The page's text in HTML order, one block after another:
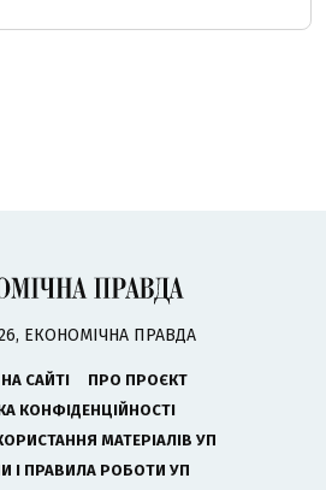
ЕКОНОМІЧНА ПРАВДА
САЙТІ
ПРО ПРОЄКТ
КОНФІДЕНЦІЙНОСТІ
МАТЕРІАЛІВ УП
І ПРАВИЛА РОБОТИ УП